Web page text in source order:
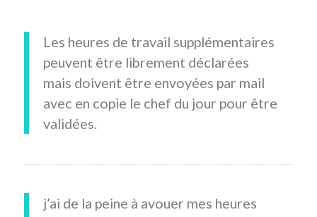
Les heures de travail supplémentaires
peuvent être librement déclarées
mais doivent être envoyées par mail
avec en copie le chef du jour pour être
validées.
j’ai de la peine à avouer mes heures